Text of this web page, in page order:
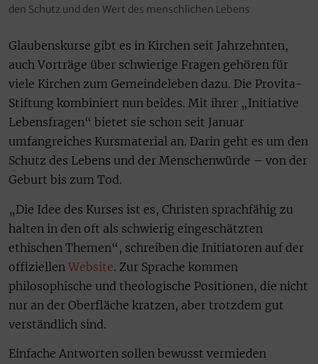
den Schutz und den Wert des menschlichen Lebens
Glaubenskurse gibt es in Kirchen seit Jahrzehnten,
auch Vorträge über schwierige Fragen gehören für
viele Kirchen zum Gemeindeleben dazu. Die Provita-
Stiftung kombiniert nun beides. Mit ihrer „Initiative
Lebensfragen“ bietet sie schon seit Januar
umfangreiches Kursmaterial an. Darin geht es um den
Schutz des Lebens und der Menschenwürde – von der
Geburt bis zum Tod.
„Die Idee des Kurses ist es, Christen sprachfähig zu
halten in den oft als schwierig eingeschätzten
ethischen Themen“, schreiben die Initiatoren auf der
offiziellen Website. Zur Sprache kommen
philosophische und theologische Positionen, die nicht
nur an der Oberfläche kratzen, aber trotzdem gut
verständlich sind.
Einfache Antworten sollen bewusst vermieden